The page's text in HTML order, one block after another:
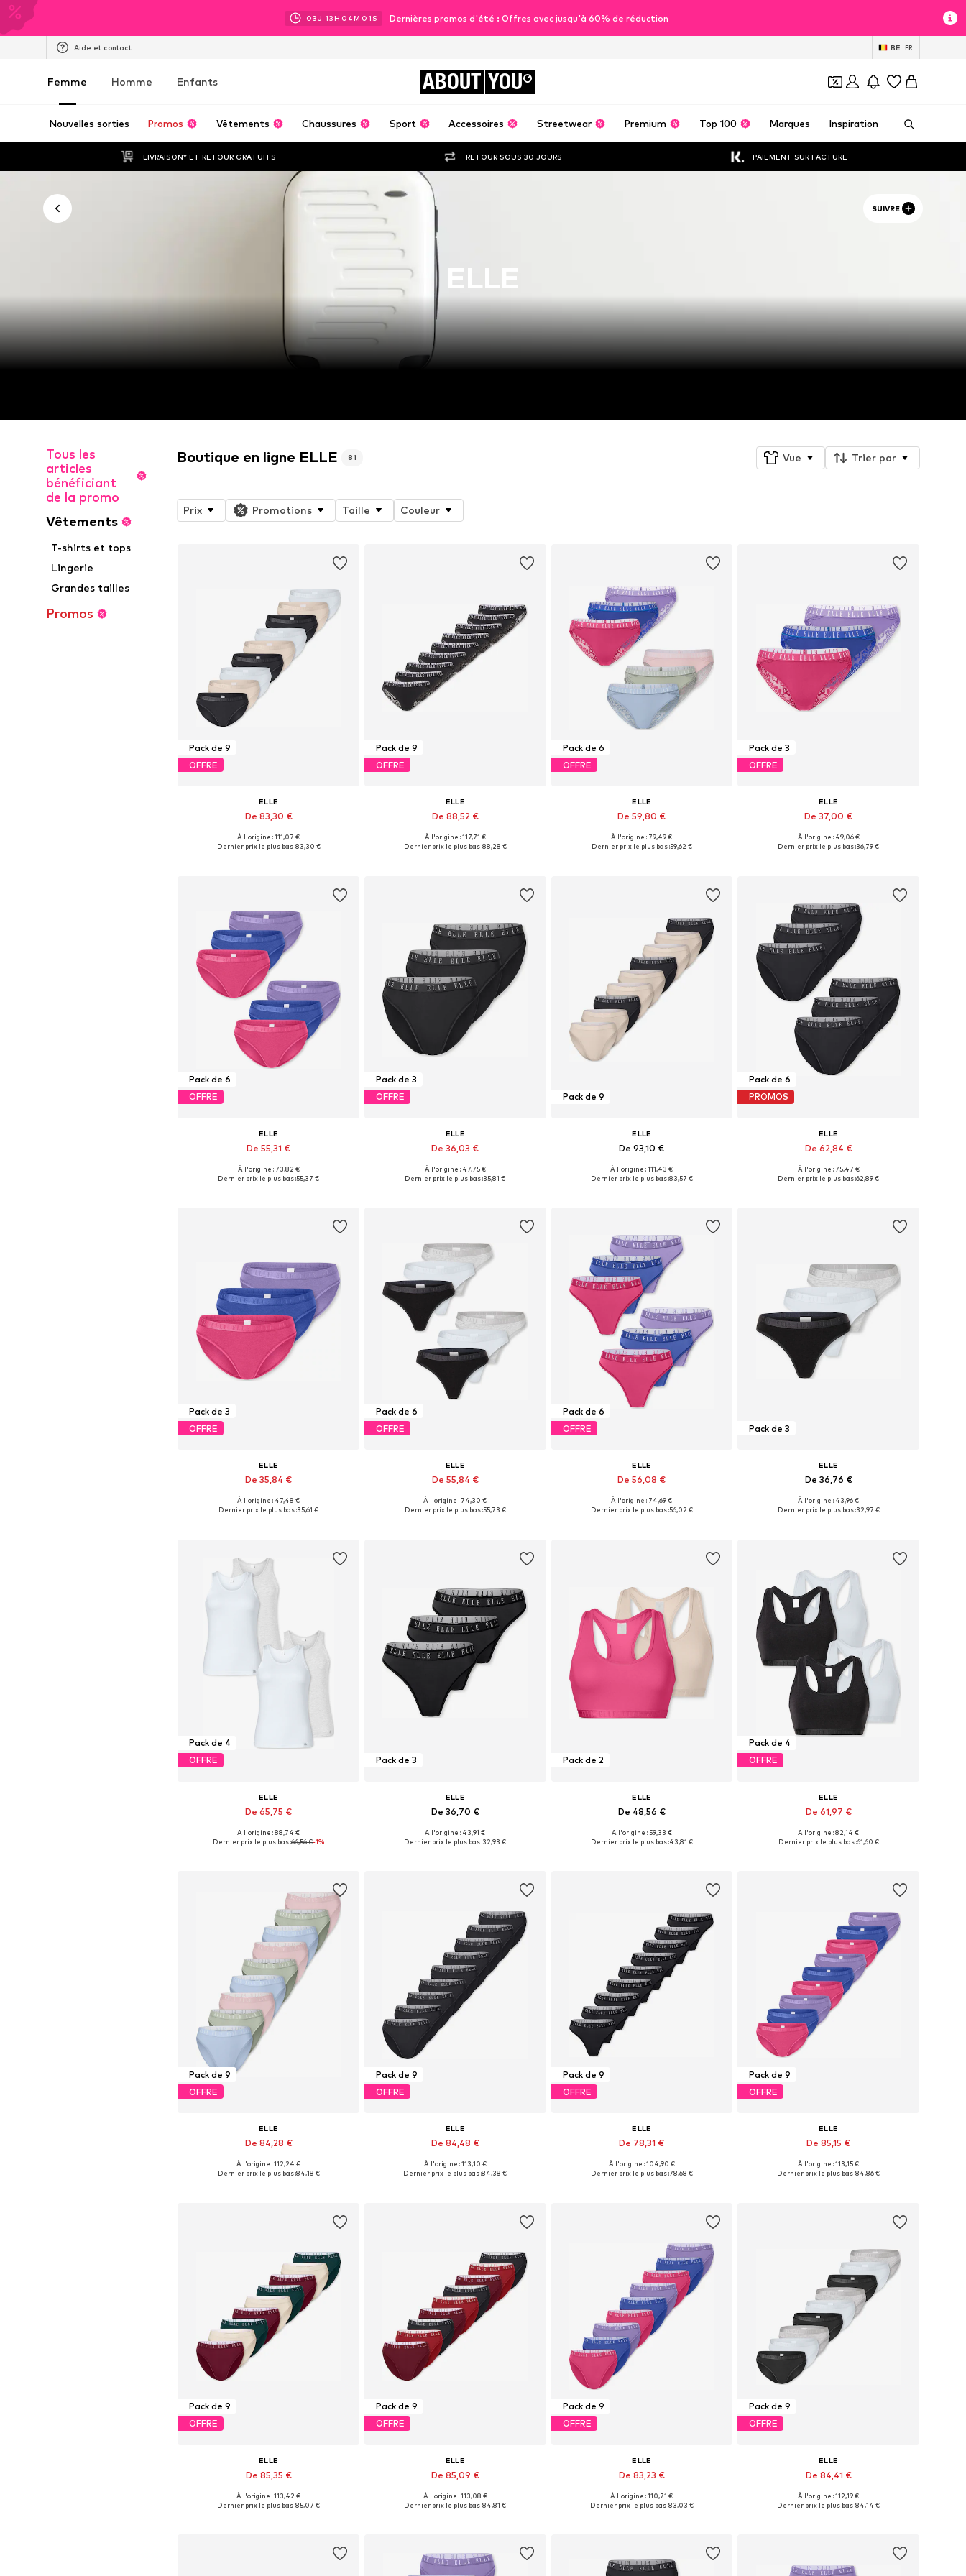
03J 13H 04M 00S Dernières promos d'été : Offres avec jusqu'à 60% de réduction
Aide et contact BE FR
Femme Homme Enfants ABOUT YOU
Nouvelles sorties Promos Vêtements Chaussures Sport Accessoires Streetwear Premium Top 100 Marques Inspiration
LIVRAISON* ET RETOUR GRATUITS RETOUR SOUS 30 JOURS PAIEMENT SUR FACTURE
SUIVRE
ELLE
Tous les
articles
bénéficiant
de la promo
Vêtements
T-shirts et tops
Lingerie
Grandes tailles
Promos
Boutique en ligne ELLE 81 Vue Trier par
Prix Promotions Taille Couleur
Pack de 9
OFFRE
ELLE
De 83,30 €
Tailles disponibles: S, M, L, XL
À l'origine : 111,07 €
Dernier prix le plus bas :83,30 €
Pack de 9
OFFRE
ELLE
De 88,52 €
+2
Tailles disponibles: S, M, L, XL
À l'origine : 117,71 €
Dernier prix le plus bas :88,28 €
Pack de 6
OFFRE
ELLE
De 59,80 €
+2
Tailles disponibles: S, M, L, XL
À l'origine : 79,49 €
Dernier prix le plus bas :59,62 €
Pack de 3
OFFRE
ELLE
De 37,00 €
+2
Tailles disponibles: S, M, L, XL
À l'origine : 49,06 €
Dernier prix le plus bas :36,79 €
Pack de 6
OFFRE
ELLE
De 55,31 €
+2
Tailles disponibles: S, M, L
À l'origine : 73,82 €
Dernier prix le plus bas :55,37 €
Pack de 3
OFFRE
ELLE
De 36,03 €
+2
Tailles disponibles: S, M, L, XL
À l'origine : 47,75 €
Dernier prix le plus bas :35,81 €
Pack de 9
ELLE
De 93,10 €
+2
Tailles disponibles: S, M, L, XL
À l'origine : 111,43 €
Dernier prix le plus bas :83,57 €
Pack de 6
PROMOS
ELLE
De 62,84 €
+2
Tailles disponibles: S, M, L, XL
À l'origine : 75,47 €
Dernier prix le plus bas :62,89 €
Pack de 3
OFFRE
ELLE
De 35,84 €
Tailles disponibles: S, M, L, XL
À l'origine : 47,48 €
Dernier prix le plus bas :35,61 €
Pack de 6
OFFRE
ELLE
De 55,84 €
Tailles disponibles: S, M, L, XL
À l'origine : 74,30 €
Dernier prix le plus bas :55,73 €
Pack de 6
OFFRE
ELLE
De 56,08 €
+2
Tailles disponibles: S, M, L
À l'origine : 74,69 €
Dernier prix le plus bas :56,02 €
Pack de 3
ELLE
De 36,76 €
Tailles disponibles: S, M, L, XL
À l'origine : 43,96 €
Dernier prix le plus bas :32,97 €
Pack de 4
OFFRE
ELLE
De 65,75 €
Tailles disponibles: S, M, L, XL
À l'origine : 88,74 €
Dernier prix le plus bas :66,56 €-1%
Pack de 3
ELLE
De 36,70 €
Tailles disponibles: S, M, L, XL
À l'origine : 43,91 €
Dernier prix le plus bas :32,93 €
Pack de 2
ELLE
De 48,56 €
Tailles disponibles: 75, 80, 90, 100
À l'origine : 59,33 €
Dernier prix le plus bas :43,81 €
Pack de 4
OFFRE
ELLE
De 61,97 €
Tailles disponibles: 75, 80, 90, 100
À l'origine : 82,14 €
Dernier prix le plus bas :61,60 €
Pack de 9
OFFRE
ELLE
De 84,28 €
+2
Tailles disponibles: S, M, L
À l'origine : 112,24 €
Dernier prix le plus bas :84,18 €
Pack de 9
OFFRE
ELLE
De 84,48 €
+2
Tailles disponibles: S, M, L, XL
À l'origine : 113,10 €
Dernier prix le plus bas :84,38 €
Pack de 9
OFFRE
ELLE
De 78,31 €
Tailles disponibles: S, M, L, XL
À l'origine : 104,90 €
Dernier prix le plus bas :78,68 €
Pack de 9
OFFRE
ELLE
De 85,15 €
Tailles disponibles: S, M, L
À l'origine : 113,15 €
Dernier prix le plus bas :84,86 €
Pack de 9
OFFRE
ELLE
De 85,35 €
+2
Tailles disponibles: S, M, L, XL
À l'origine : 113,42 €
Dernier prix le plus bas :85,07 €
Pack de 9
OFFRE
ELLE
De 85,09 €
+2
Tailles disponibles: S, M, L, XL
À l'origine : 113,08 €
Dernier prix le plus bas :84,81 €
Pack de 9
OFFRE
ELLE
De 83,23 €
+2
Tailles disponibles: S, M, L, XL
À l'origine : 110,71 €
Dernier prix le plus bas :83,03 €
Pack de 9
OFFRE
ELLE
De 84,41 €
Tailles disponibles: S, M, L, XL
À l'origine : 112,19 €
Dernier prix le plus bas :84,14 €